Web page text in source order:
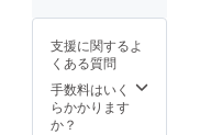
オリジ
ナルス
テッ
カー、
心を込
めたサ
大島は
くのも
好きで
す。 ※
日時と
場所を
支援に関するよ
くある質問
手数料はいく
らかかります
か？